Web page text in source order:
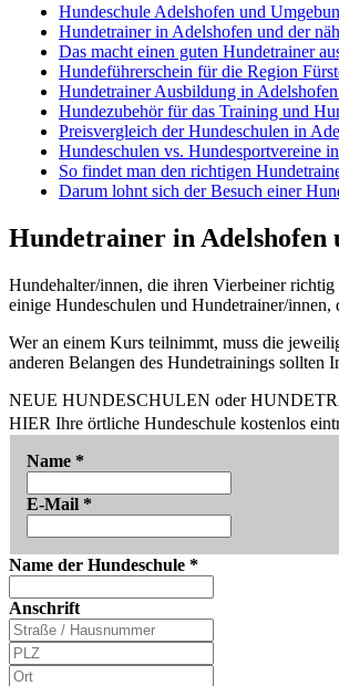
Hundeschule Adelshofen und
Hundetrainer in Adelshofen und der
Das macht einen guten Hundetrainer
Hundeführerschein für die Region
Hundetrainer Ausbildung in
Hundezubehör für das Training und
Preisvergleich der Hundeschulen in
Hundeschulen vs. Hundesportvereine
So findet man den richtigen
Darum lohnt sich der Besuch einer
Hundetrainer in Adelshofen
Hundehalter/innen, die ihren Vierbeiner
einige Hundeschulen und Hundetrainer/
Wer an einem Kurs teilnimmt, muss die
anderen Belangen des Hundetrainings sollten
NEUE HUNDESCHULEN oder
HIER Ihre örtliche Hundeschule kostenlos
Name *
E-Mail *
Name der Hundeschule *
Anschrift